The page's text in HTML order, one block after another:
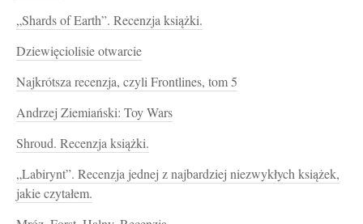
„Shards of Earth”. Recenzja książki.
Dziewięciolisie otwarcie
Najkrótsza recenzja, czyli Frontlines, tom 5
Andrzej Ziemiański: Toy Wars
Shroud. Recenzja książki.
„Labirynt”. Recenzja jednej z najbardziej niezwykłych książek,
jakie czytałem.